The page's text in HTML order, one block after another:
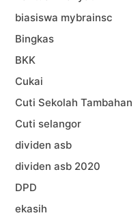
biasiswa mybrainsc
Bingkas
BKK
Cukai
Cuti Sekolah Tambahan
Cuti selangor
dividen asb
dividen asb 2020
DPD
ekasih